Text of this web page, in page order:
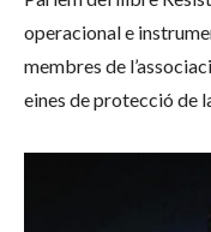
operacional e
membres de
eines de protecció de